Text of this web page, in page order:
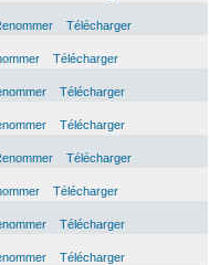
Télécharger
Télécharger
Télécharger
Télécharger
Télécharger
Télécharger
Télécharger
Télécharger